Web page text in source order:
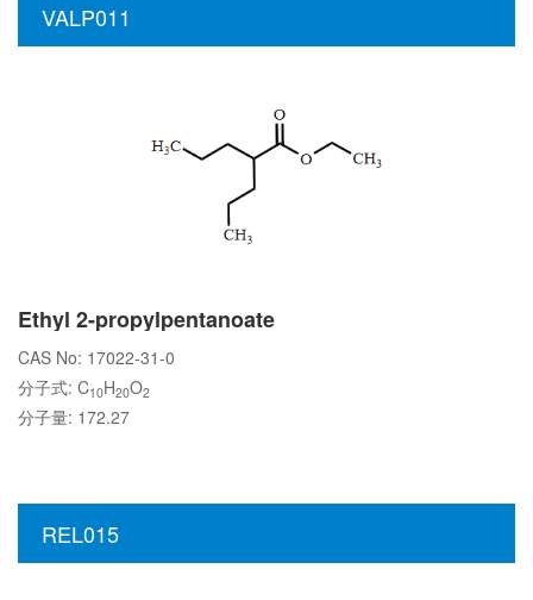
VALP011
Ethyl 2-propylpentanoate
CAS No: 17022-31-0
分子式: C10H20O2
分子量: 172.27
REL015